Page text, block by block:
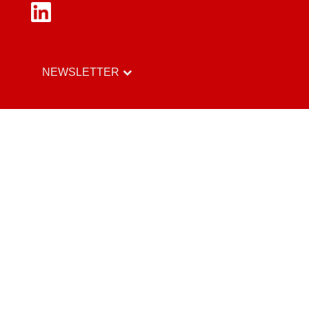
LinkedIn
NEWSLETTER